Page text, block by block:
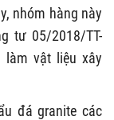
nhóm hàng này
tư 05/2018/TT-
làm vật liệu xây
đá granite các